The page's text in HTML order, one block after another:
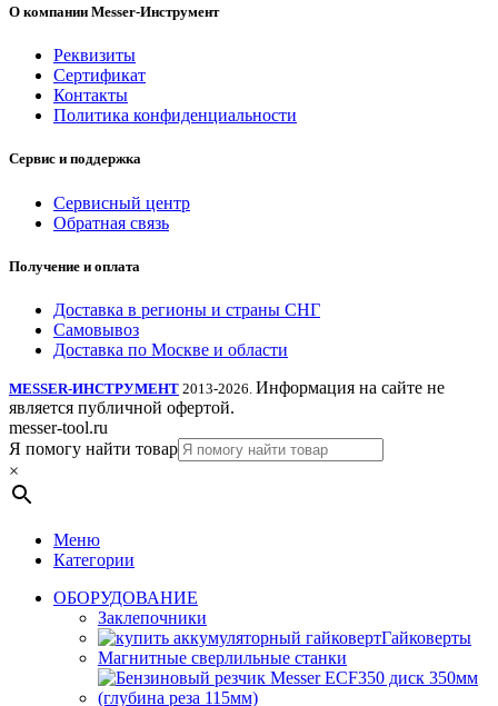
О компании Messer-Инструмент
Реквизиты
Сертификат
Контакты
Политика конфиденциальности
Сервис и поддержка
Сервисный центр
Обратная связь
Получение и оплата
Доставка в регионы и страны СНГ
Самовывоз
Доставка по Москве и области
MESSER-ИНСТРУМЕНТ 2013-2026. Информация на сайте не
является публичной офертой.
messer-tool.ru
Я помогу найти товар
×
Меню
Категории
ОБОРУДОВАНИЕ
Заклепочники
Гайковерты
Магнитные сверлильные станки